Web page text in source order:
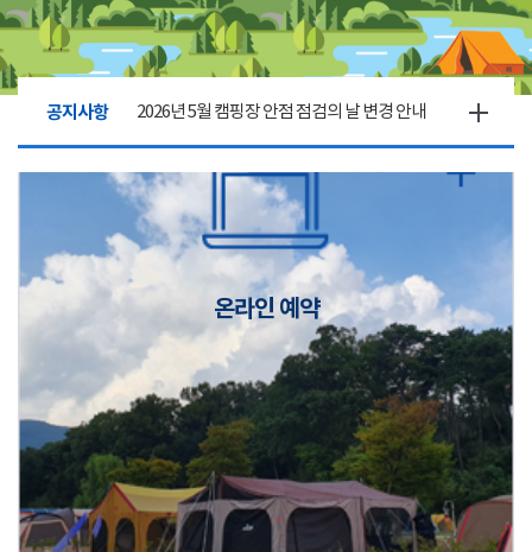
공지사항 2026년 5월 캠핑장 안점 점검의 날 변경 안내
캠핑장(9월1일~6일) 미운영 공지
2026년 5월 캠핑장 안점 점검의 날 변경 안내
캠핑장(9월1일~6일) 미운영 공지
2026년 5월 캠핑장 안점 점검의 날 변경 안내
온라인 예약